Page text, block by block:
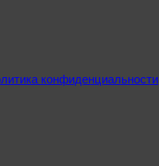
конфиденциальности